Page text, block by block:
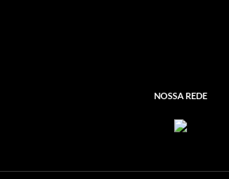
NOSSA REDE